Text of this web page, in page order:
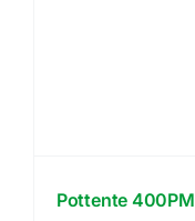
Pottente 400PM